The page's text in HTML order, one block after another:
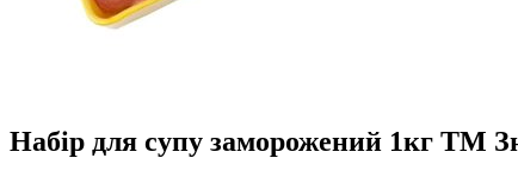
Набір для супу заморожений 1кг ТМ